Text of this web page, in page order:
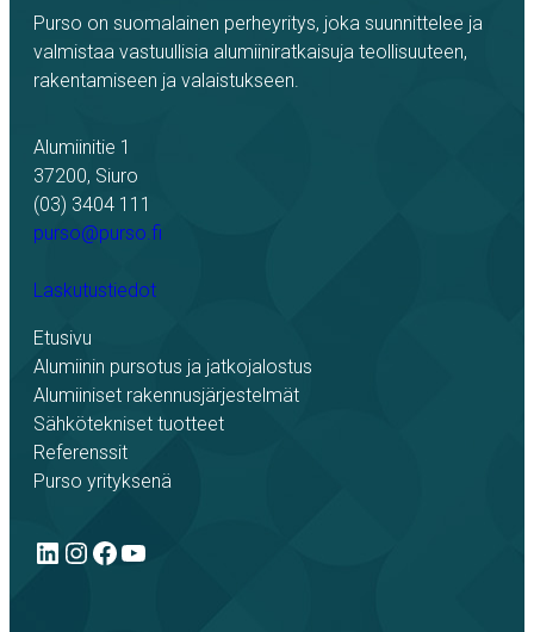
Purso on suomalainen perheyritys, joka suunnittelee ja
valmistaa vastuullisia alumiiniratkaisuja teollisuuteen,
rakentamiseen ja valaistukseen.
Alumiinitie 1
37200, Siuro
(03) 3404 111
purso@purso.fi
Laskutustiedot
Etusivu
Alumiinin pursotus ja jatkojalostus
Alumiiniset rakennusjärjestelmät
Sähkötekniset tuotteet
Referenssit
Purso yrityksenä
LinkedIn
Instagram
Facebook
YouTube